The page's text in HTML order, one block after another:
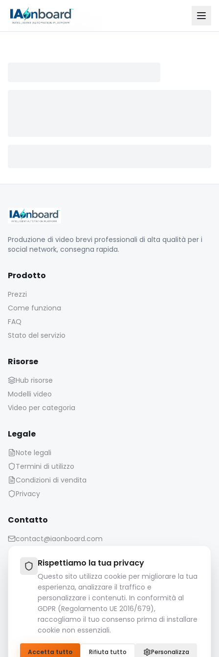
Rispettiamo la tua privacy
Questo sito utilizza cookie per migliorare la tua
esperienza, analizzare il traffico e
personalizzare i contenuti. In conformità al
GDPR (Regolamento UE 2016/679),
raccogliamo il tuo consenso prima di installare
cookie non essenziali.
Accetta tutto Rifiuta tutto Personalizza
Produzione di video brevi professionali di alta qualità per i
social network, consegna rapida.
Prodotto
Prezzi
Come funziona
FAQ
Stato del servizio
Risorse
Hub risorse
Modelli video
Video per categoria
Legale
Note legali
Termini di utilizzo
Condizioni di vendita
Privacy
Contatto
contact@iaonboard.com
Politica di conservazione:
I file multimediali (immagini, video, file audio, ecc.)
vengono conservati per 14 giorni.